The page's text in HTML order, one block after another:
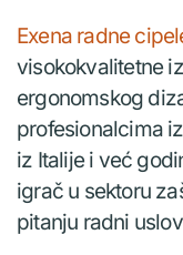
Exena radne
visokokvalitetne
ergonomskog
profesionalcima
iz Italije i već
igrač u sektoru
pitanju radni